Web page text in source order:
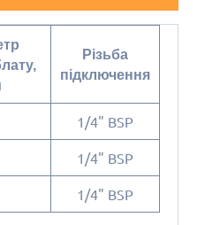
Різьба
підключення
1/4" BSP
1/4" BSP
1/4" BSP